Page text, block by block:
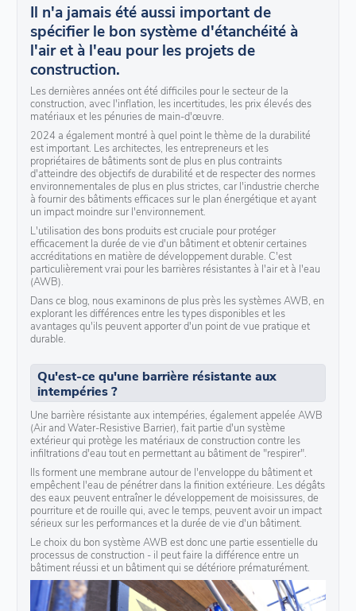
Il n'a jamais été aussi important de
spécifier le bon système d'étanchéité à
l'air et à l'eau pour les projets de
construction.
Les dernières années ont été difficiles pour le secteur de la
construction, avec l'inflation, les incertitudes, les prix élevés des
matériaux et les pénuries de main-d'œuvre.
2024 a également montré à quel point le thème de la durabilité
est important. Les architectes, les entrepreneurs et les
propriétaires de bâtiments sont de plus en plus contraints
d'atteindre des objectifs de durabilité et de respecter des normes
environnementales de plus en plus strictes, car l'industrie cherche
à fournir des bâtiments efficaces sur le plan énergétique et ayant
un impact moindre sur l'environnement.
L'utilisation des bons produits est cruciale pour protéger
efficacement la durée de vie d'un bâtiment et obtenir certaines
accréditations en matière de développement durable. C'est
particulièrement vrai pour les barrières résistantes à l'air et à l'eau
(AWB).
Dans ce blog, nous examinons de plus près les systèmes AWB, en
explorant les différences entre les types disponibles et les
avantages qu'ils peuvent apporter d'un point de vue pratique et
durable.
Qu'est-ce qu'une barrière résistante aux
intempéries ?
Une barrière résistante aux intempéries, également appelée AWB
(Air and Water-Resistive Barrier), fait partie d'un système
extérieur qui protège les matériaux de construction contre les
infiltrations d'eau tout en permettant au bâtiment de "respirer".
Ils forment une membrane autour de l'enveloppe du bâtiment et
empêchent l'eau de pénétrer dans la finition extérieure. Les dégâts
des eaux peuvent entraîner le développement de moisissures, de
pourriture et de rouille qui, avec le temps, peuvent avoir un impact
sérieux sur les performances et la durée de vie d'un bâtiment.
Le choix du bon système AWB est donc une partie essentielle du
processus de construction - il peut faire la différence entre un
bâtiment réussi et un bâtiment qui se détériore prématurément.